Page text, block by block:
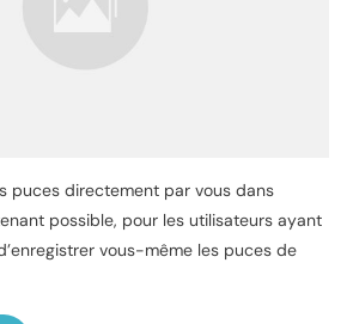
puces directement par vous dans
possible, pour les utilisateurs ayant
vous-même les puces de